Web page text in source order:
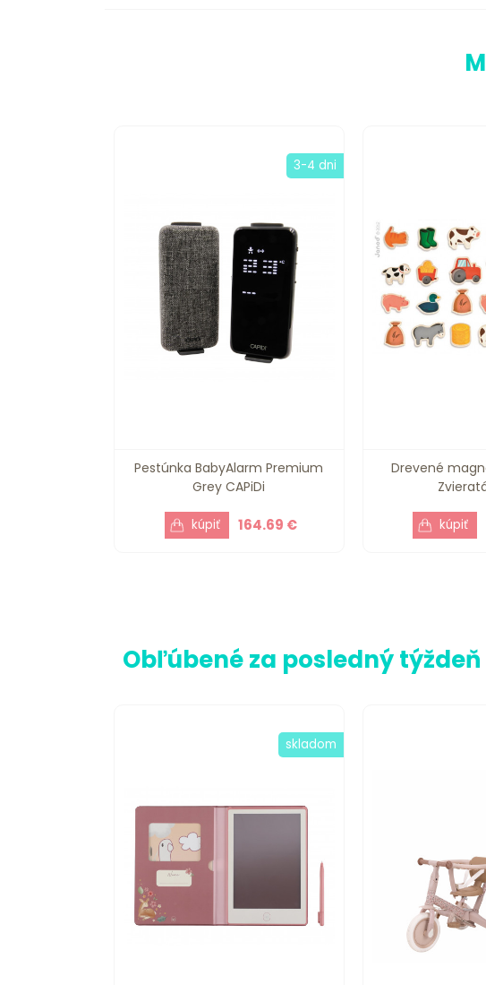
Pestúnka BabyAlarm Premium
Grey CAPiDi
164.69 €
3-4 dni
Drevené
Obľúbené za posledný týždeň
skladom